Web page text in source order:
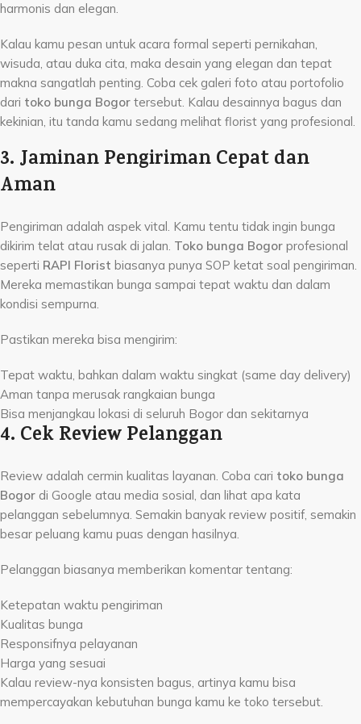
harmonis dan elegan.
Kalau kamu pesan untuk acara formal seperti pernikahan,
wisuda, atau duka cita, maka desain yang elegan dan tepat
makna sangatlah penting. Coba cek galeri foto atau portofolio
dari toko bunga Bogor tersebut. Kalau desainnya bagus dan
kekinian, itu tanda kamu sedang melihat florist yang profesional.
3. Jaminan Pengiriman Cepat dan
Aman
Pengiriman adalah aspek vital. Kamu tentu tidak ingin bunga
dikirim telat atau rusak di jalan. Toko bunga Bogor profesional
seperti RAPI Florist biasanya punya SOP ketat soal pengiriman.
Mereka memastikan bunga sampai tepat waktu dan dalam
kondisi sempurna.
Pastikan mereka bisa mengirim:
Tepat waktu, bahkan dalam waktu singkat (same day delivery)
Aman tanpa merusak rangkaian bunga
Bisa menjangkau lokasi di seluruh Bogor dan sekitarnya
4. Cek Review Pelanggan
Review adalah cermin kualitas layanan. Coba cari toko bunga
Bogor di Google atau media sosial, dan lihat apa kata
pelanggan sebelumnya. Semakin banyak review positif, semakin
besar peluang kamu puas dengan hasilnya.
Pelanggan biasanya memberikan komentar tentang:
Ketepatan waktu pengiriman
Kualitas bunga
Responsifnya pelayanan
Harga yang sesuai
Kalau review-nya konsisten bagus, artinya kamu bisa
mempercayakan kebutuhan bunga kamu ke toko tersebut.